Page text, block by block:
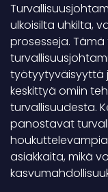
ulkoisilta uhkilta,
prosesseja.
työtyytyväisyyttä
keskittyä omiin
turvallisuudesta.
panostavat
asiakkaita, mikä